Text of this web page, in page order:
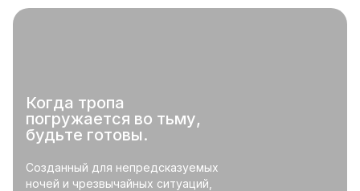
Когда тропа
погружается во тьму,
будьте готовы.
Созданный для непредсказуемых
ночей и чрезвычайных ситуаций,